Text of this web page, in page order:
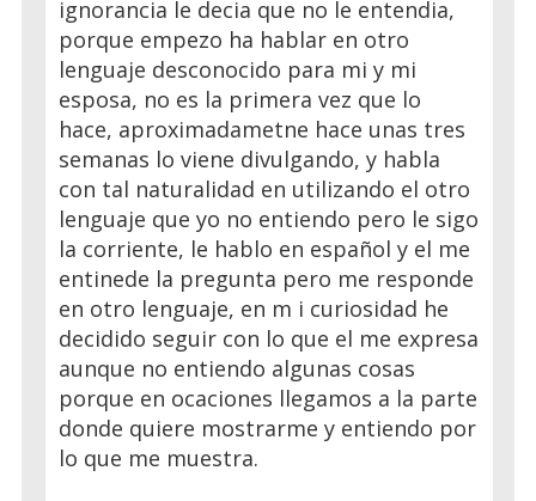
ignorancia le decia que no le entendia,
porque empezo ha hablar en otro
lenguaje desconocido para mi y mi
esposa, no es la primera vez que lo
hace, aproximadametne hace unas tres
semanas lo viene divulgando, y habla
con tal naturalidad en utilizando el otro
lenguaje que yo no entiendo pero le sigo
la corriente, le hablo en español y el me
entinede la pregunta pero me responde
en otro lenguaje, en m i curiosidad he
decidido seguir con lo que el me expresa
aunque no entiendo algunas cosas
porque en ocaciones llegamos a la parte
donde quiere mostrarme y entiendo por
lo que me muestra.